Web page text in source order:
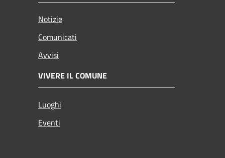
Notizie
Comunicati
Avvisi
VIVERE IL COMUNE
Luoghi
Eventi